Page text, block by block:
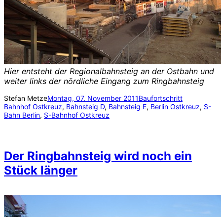
Hier entsteht der Regionalbahnsteig an der Ostbahn und
weiter links der nördliche Eingang zum Ringbahnsteig
Stefan MetzeMontag, 07. November 2011Baufortschritt
Bahnhof Ostkreuz, Bahnsteig D, Bahnsteig E, Berlin Ostkreuz, S-
Bahn Berlin, S-Bahnhof Ostkreuz
Der Ringbahnsteig wird noch ein
Stück länger